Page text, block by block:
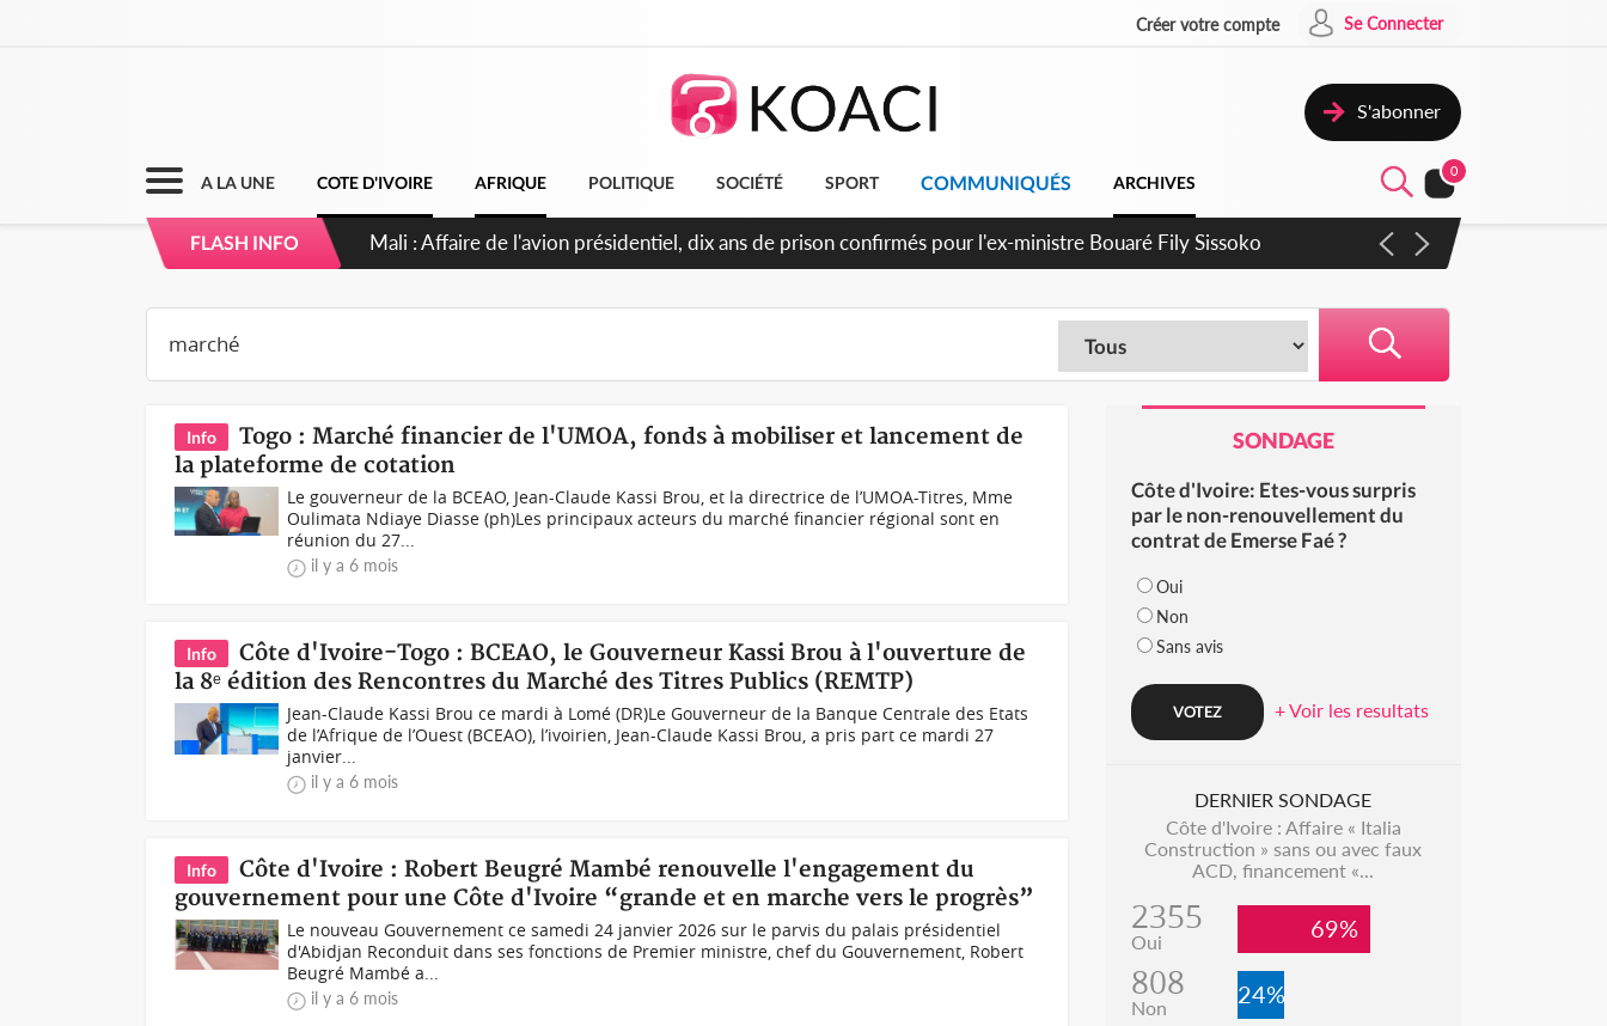
Créer votre compte Se Connecter
S'abonner
A LA UNE COTE D'IVOIRE AFRIQUE POLITIQUE SOCIÉTÉ SPORT COMMUNIQUÉS ARCHIVES
0
FLASH INFO Nigeria : Le Togo et le Cameroun principaux acheteurs des produits de la raffinerie Dangote en juillet
Info
Togo : Marché financier de l'UMOA, fonds à mobiliser et lancement de
la plateforme de cotation
Le gouverneur de la BCEAO, Jean-Claude Kassi Brou, et la directrice de l’UMOA-Titres, Mme
Oulimata Ndiaye Diasse (ph)Les principaux acteurs du marché financier régional sont en
réunion du 27...
il y a 6 mois
Info
Côte d'Ivoire-Togo : BCEAO, le Gouverneur Kassi Brou à l'ouverture de
la 8ᵉ édition des Rencontres du Marché des Titres Publics (REMTP)
Jean-Claude Kassi Brou ce mardi à Lomé (DR)Le Gouverneur de la Banque Centrale des Etats
de l’Afrique de l’Ouest (BCEAO), l’ivoirien, Jean-Claude Kassi Brou, a pris part ce mardi 27
janvier...
il y a 6 mois
Info
Côte d'Ivoire : Robert Beugré Mambé renouvelle l'engagement du
gouvernement pour une Côte d'Ivoire “grande et en marche vers le progrès”
Le nouveau Gouvernement ce samedi 24 janvier 2026 sur le parvis du palais présidentiel
d'Abidjan Reconduit dans ses fonctions de Premier ministre, chef du Gouvernement, Robert
Beugré Mambé a...
il y a 6 mois
SONDAGE
Côte d'Ivoire: Etes-vous surpris
par le non-renouvellement du
contrat de Emerse Faé ?
Oui
Non
Sans avis
+ Voir les resultats
DERNIER SONDAGE
Côte d'Ivoire : Affaire « Italia
Construction » sans ou avec faux
ACD, financement «...
2355
Oui 69%
808
Non 24%